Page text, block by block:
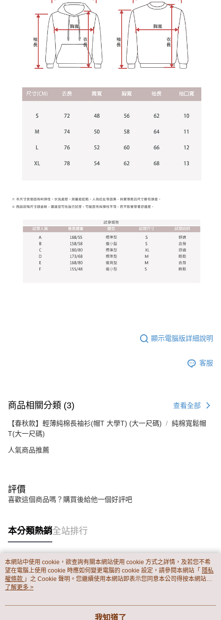
權轉讓予恩沛科技股份有限公司。
２．關於個人資料處理事宜，請瀏覽以下網址：
https://aftee.tw/terms/#terms3
３．未成年的使用者請事先徵得法定代理人或監護人之同意方可使用
「AFTEE先享後付」，若未經同意申辦者引起之損失，本公司不負相關責
４．使用「AFTEE先享後付」時，將依據個別帳號之用戶狀況，依本公司即
時審查核予不同之上限額度；若仍有額度不足之情形，本公司將視審查結果
恩沛科技股份有限公司將有權停止該用戶之使用額度並採取法律行動。
顯示電腦版詳細說明
客服
商品相關分類 (3) 查看全部
【春秋款】輕薄純棉長袖衫(帽T 大學T) (大一尺碼)
純棉寬鬆帽
T(大一尺碼)
人氣商品推薦
評價
喜歡這個商品嗎？購買後給他一個好評吧
本分類熱銷全站排行
熱門標籤
本網站中使用 cookie，欲查詢有關本網站使用 cookie 方式之詳情，及若您不希
望在電腦上使用 cookie 時應如何變更電腦的 cookie 設定，請參閱本網站「 隱私
權條款 」之 Cookie 聲明。您繼續使用本網站即表示您同意本公司得按本網站使
用條款之 Cookie 聲明使用 cookie。
了解更多 >
我知道了